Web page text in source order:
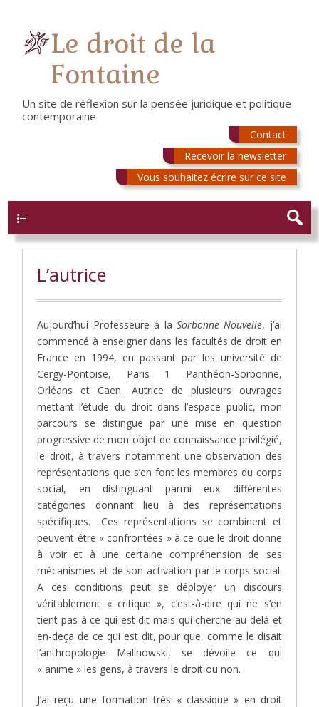
Le droit de la
Fontaine
Un site de réflexion sur la pensée juridique et politique
contemporaine
Contact
Recevoir la newsletter
Vous souhaitez écrire sur ce site
L’autrice
Aujourd’hui Professeure à la Sorbonne Nouvelle, j’ai
commencé à enseigner dans les facultés de droit en
France en 1994, en passant par les université de
Cergy-Pontoise, Paris 1 Panthéon-Sorbonne,
Orléans et Caen. Autrice de plusieurs ouvrages
mettant l’étude du droit dans l’espace public, mon
parcours se distingue par une mise en question
progressive de mon objet de connaissance privilégié,
le droit, à travers notamment une observation des
représentations que s’en font les membres du corps
social, en distinguant parmi eux différentes
catégories donnant lieu à des représentations
spécifiques. Ces représentations se combinent et
peuvent être « confrontées » à ce que le droit donne
à voir et à une certaine compréhension de ses
mécanismes et de son activation par le corps social.
A ces conditions peut se déployer un discours
véritablement « critique », c’est-à-dire qui ne s’en
tient pas à ce qui est dit mais qui cherche au-delà et
en-deça de ce qui est dit, pour que, comme le disait
l’anthropologie Malinowski, se dévoile ce qui
« anime » les gens, à travers le droit ou non.
J’ai reçu une formation très « classique » en droit